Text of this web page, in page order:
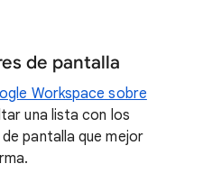
de pantalla
Workspace sobre
una lista con los
pantalla que mejor